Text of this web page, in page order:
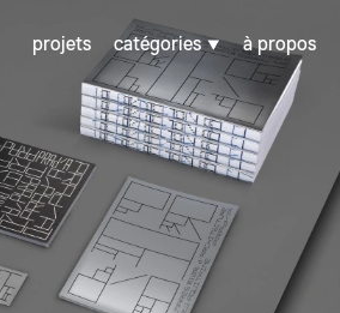
projets catégories à propos